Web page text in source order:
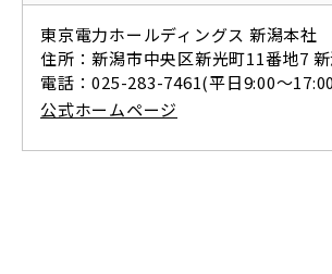
東京電力ホールディングス 新潟本社
住所：新潟市中央区新光町11番地7
電話：025-283-7461(平日9:00～
公式ホームページ